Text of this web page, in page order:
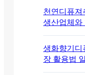
천연디퓨져
생산업체와
생화향기디
장 활용법